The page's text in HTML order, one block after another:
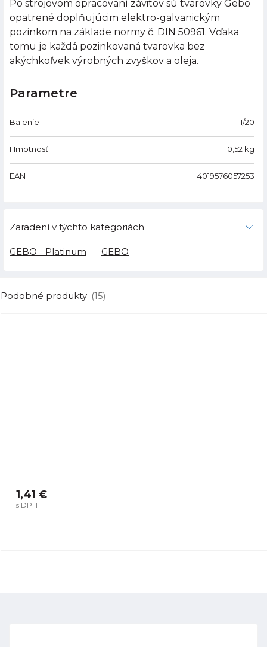
Po strojovom opracovaní závitov sú tvarovky Gebo
opatrené doplňujúcim elektro-galvanickým
pozinkom na základe normy č. DIN 50961. Vďaka
tomu je každá pozinkovaná tvarovka bez
akýchkoľvek výrobných zvyškov a oleja.
Parametre
Balenie 1/20
Hmotnosť 0,52 kg
EAN 4019576057253
Zaradení v týchto kategoriách
GEBO - Platinum GEBO
Podobné produkty (15)
1,41 €
s DPH